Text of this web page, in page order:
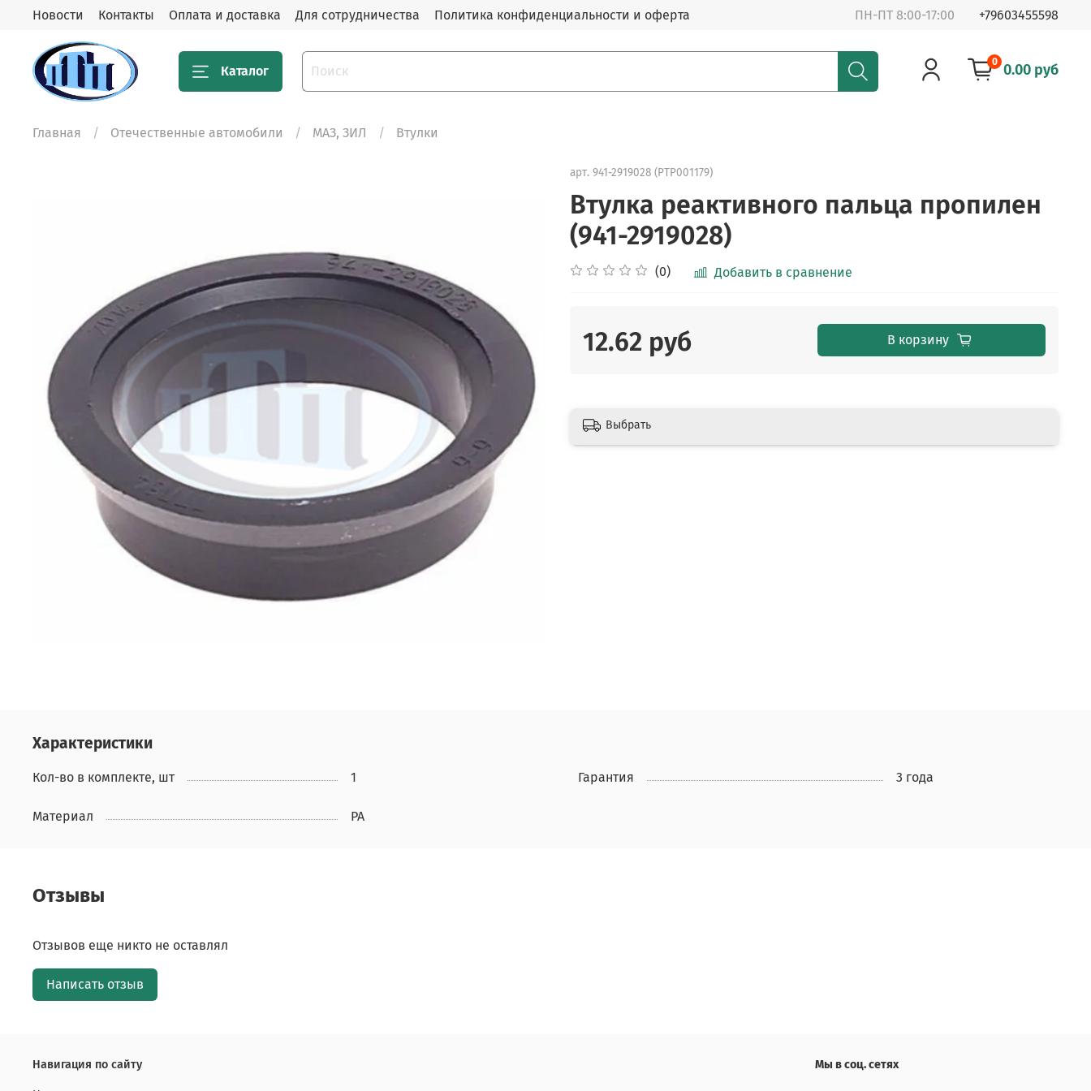
Новости Контакты Оплата и доставка Для сотрудничества Политика конфиденциальности и оферта ПН-ПТ 8:00-17:00 +79603455598
Каталог
0 0.00 руб
Главная Отечественные автомобили МАЗ, ЗИЛ Втулки
арт. 941-2919028 (PTP001179)
Втулка реактивного пальца пропилен
(941-2919028)
(0) Добавить в сравнение
12.62 руб В корзину
Выбрать
Характеристики
Кол-во в комплекте, шт 1 Гарантия 3 года
Материал PA
Отзывы
Отзывов еще никто не оставлял
Написать отзыв
Навигация по сайту Мы в соц. сетях